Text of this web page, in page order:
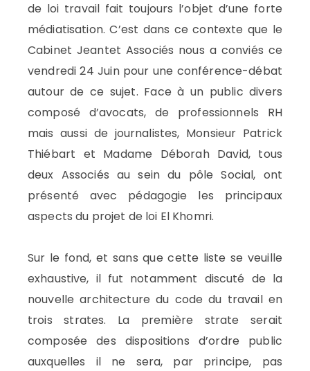
de loi travail fait toujours l’objet d’une forte
médiatisation. C’est dans ce contexte que le
Cabinet Jeantet Associés nous a conviés ce
vendredi 24 Juin pour une conférence-débat
autour de ce sujet. Face à un public divers
composé d’avocats, de professionnels RH
mais aussi de journalistes, Monsieur Patrick
Thiébart et Madame Déborah David, tous
deux Associés au sein du pôle Social, ont
présenté avec pédagogie les principaux
aspects du projet de loi El Khomri.
Sur le fond, et sans que cette liste se veuille
exhaustive, il fut notamment discuté de la
nouvelle architecture du code du travail en
trois strates. La première strate serait
composée des dispositions d’ordre public
auxquelles il ne sera, par principe, pas